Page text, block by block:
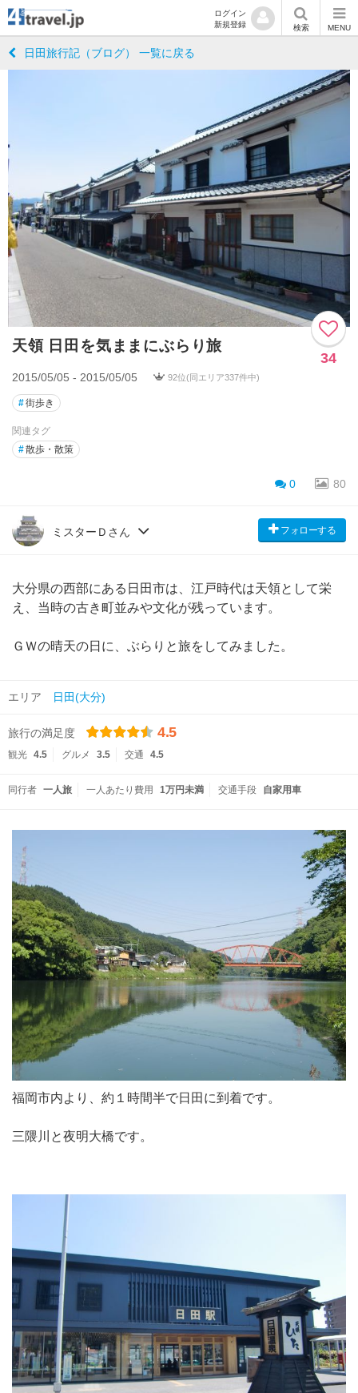
ログイン
新規登録
検索 MENU
日田旅行記（ブログ） 一覧に戻る
天領 日田を気ままにぶらり旅
34
2015/05/05 - 2015/05/05 92位(同エリア337件中)
#街歩き
関連タグ
#散歩・散策
0 80
ミスターＤさん フォローする
大分県の西部にある日田市は、江戸時代は天領として栄
え、当時の古き町並みや文化が残っています。
ＧＷの晴天の日に、ぶらりと旅をしてみました。
エリア 日田(大分)
旅行の満足度 4.5
観光 4.5 グルメ 3.5 交通 4.5
同行者 一人旅 一人あたり費用 1万円未満 交通手段 自家用車
福岡市内より、約１時間半で日田に到着です。
三隈川と夜明大橋です。